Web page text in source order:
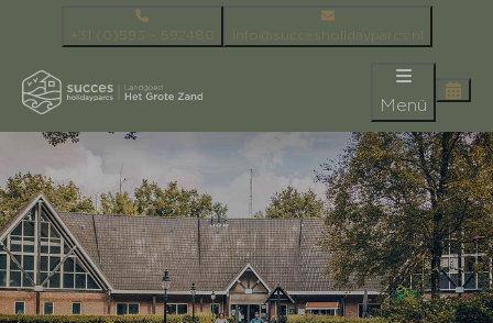
+31 (0)593 – 592480 info@succesholidayparcs.nl
Menü